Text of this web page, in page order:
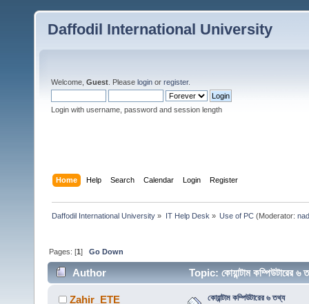
Daffodil International University
Welcome, Guest . Please login or register.
Login with username, password and session length
Home Help Search Calendar Login Register
Daffodil International University » IT Help Desk » Use of PC(Moderator:
Pages: [1]Go Down
Author Topic: কোয়ান্টাম
Zahir_ETE কোয়ান্টাম কম্পিউটারের ৬ তথ্য